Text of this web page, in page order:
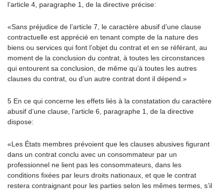
l’article 4, paragraphe 1, de la directive précise:
«Sans préjudice de l’article 7, le caractère abusif d’une clause
contractuelle est apprécié en tenant compte de la nature des
biens ou services qui font l’objet du contrat et en se référant, au
moment de la conclusion du contrat, à toutes les circonstances
qui entourent sa conclusion, de même qu’à toutes les autres
clauses du contrat, ou d’un autre contrat dont il dépend.»
5 En ce qui concerne les effets liés à la constatation du caractère
abusif d’une clause, l’article 6, paragraphe 1, de la directive
dispose:
«Les États membres prévoient que les clauses abusives figurant
dans un contrat conclu avec un consommateur par un
professionnel ne lient pas les consommateurs, dans les
conditions fixées par leurs droits nationaux, et que le contrat
restera contraignant pour les parties selon les mêmes termes, s’il